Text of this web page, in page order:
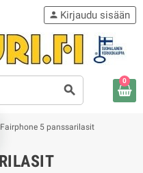
search
person Kirjaudu sisään
0
Fairphone 5 panssarilasit